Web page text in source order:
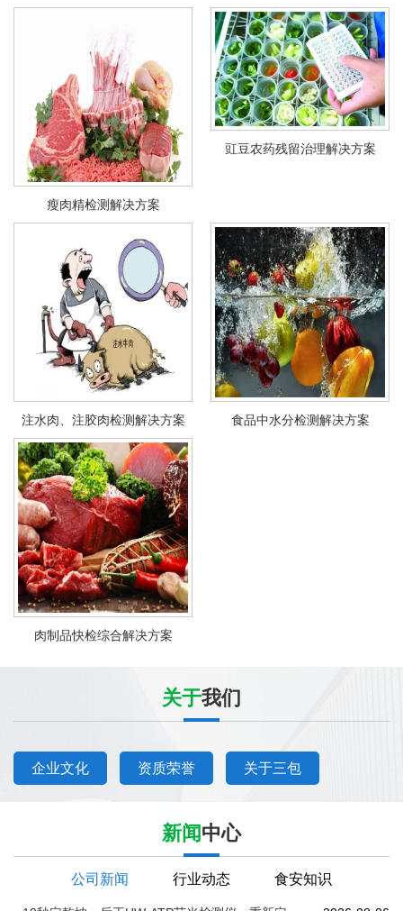
瘦肉精检测解决方案
豇豆农药残留治理解决方案
注水肉、注胶肉检测解决方案 食品中水分检测解决方案
肉制品快检综合解决方案
关于我们
企业文化 资质荣誉 关于三包
新闻中心
公司新闻 行业动态 食安知识